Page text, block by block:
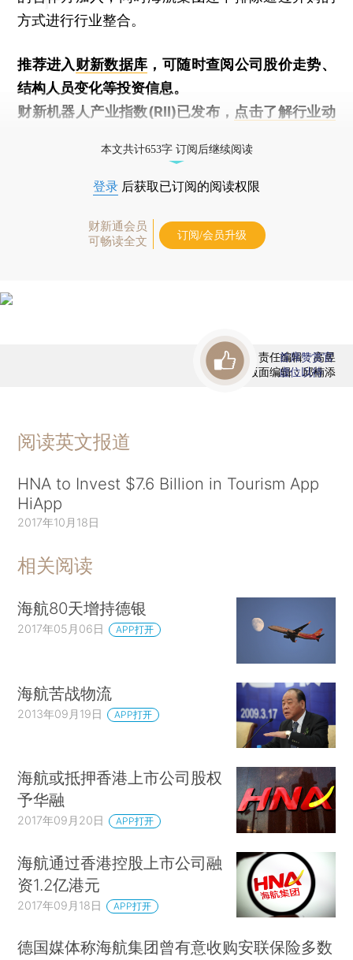
方式进行行业整合。
推荐进入财新数据库 ，可随时查阅公司股价走势、
结构人员变化等投资信息。
财新机器人产业指数(RII)已发布， 点击了解行业动
本文共计653字 订阅后继续阅读
登录 后获取已订阅的阅读权限
财新通会员
可畅读全文
订阅/会员升级
责任编辑：高昱
版面编辑：邱楠添
首席赞赏官
虚位以待
阅读英文报道
HNA to Invest $7.6 Billion in Tourism App
HiApp
2017年10月18日
相关阅读
海航80天增持德银
2017年05月06日 APP打开
海航苦战物流
2013年09月19日 APP打开
海航或抵押香港上市公司股权
予华融
2017年09月20日 APP打开
海航通过香港控股上市公司融
资1.2亿港元
2017年09月18日 APP打开
德国媒体称海航集团曾有意收购安联保险多数